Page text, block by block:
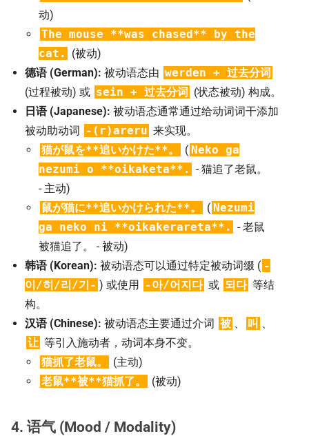
动)
The mouse **was chased** by the
cat.
(被动)
德语 (German): 被动语态由 werden + 过去分词
(过程被动) 或 sein + 过去分词 (状态被动) 构成。
日语 (Japanese): 被动语态通常通过给动词词干添加
被动助动词 -(r)areru 来实现。
猫が鼠を**追いかけた**。
( Neko ga
nezumi o **oikaketa**. - 猫追了老鼠。
- 主动)
鼠が猫に**追いかけられた**。
( Nezumi
ga neko ni **oikakerareta**. - 老鼠
被猫追了。 - 被动)
韩语 (Korean): 被动语态可以通过特定被动词缀 ( -
이/히/리/기- ) 或使用 -아/어지다 或 되다 等结
构。
汉语 (Chinese): 被动语态主要通过介词 被 、 叫 、
让 等引入施动者，动词本身不变。
猫抓了老鼠。
(主动)
老鼠**被**猫抓了。
(被动)
4. 语气 (Mood / Modality)